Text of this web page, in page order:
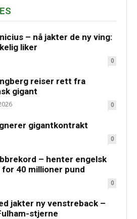
– nå jakter de ny ving:
liker
0
reiser rett fra
gigant
0
gigantkontrakt
0
– henter engelsk
40 millioner pund
0
jakter ny venstreback –
stjerne